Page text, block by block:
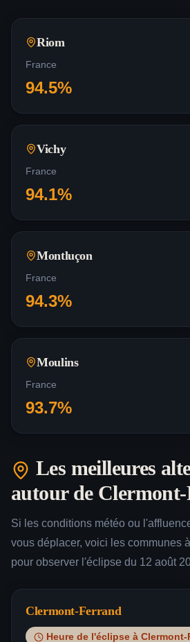
Riom
France
94.5%
Vichy
France
94.1%
Montluçon
France
94.3%
Moulins
France
93.7%
Les meilleures
autour de
Si les conditions météo ou
vous déplacer, voici les communes
pour observer l'éclipse du 12 août
Clermont-Ferrand
Heure de l'éclipse à Clermont-